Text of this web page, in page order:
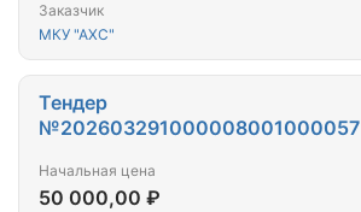
Заказчик
МКУ "АХС"
Тендер
№202603291000008001000057
Начальная цена
50 000,00 ₽